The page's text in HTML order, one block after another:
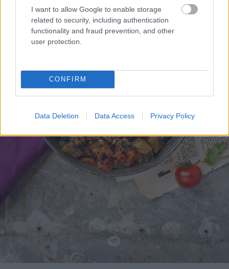
I want to allow Google to enable storage
related to security, including authentication
functionality and fraud prevention, and other
user protection.
CONFIRM
Data Deletion Data Access Privacy Policy